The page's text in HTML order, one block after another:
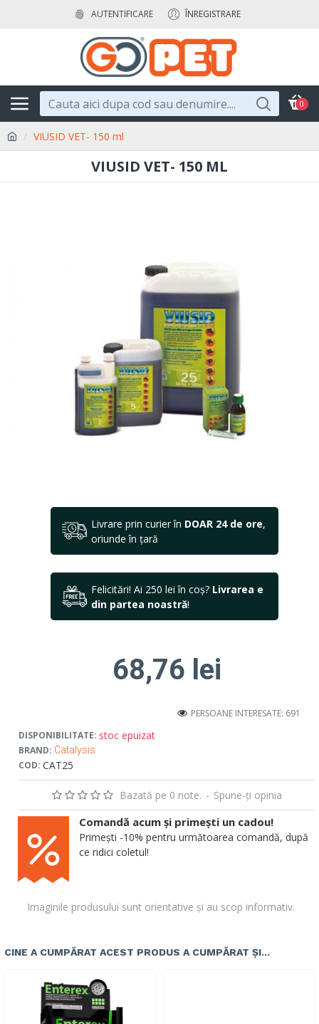
AUTENTIFICARE ÎNREGISTRARE
0
VIUSID VET- 150 ml
VIUSID VET- 150 ML
Livrare prin curier în DOAR 24 de ore,
oriunde în țară
Felicitări! Ai 250 lei în coș? Livrarea e
din partea noastră!
DISPONIBILITATE: stoc epuizat
BRAND: Catalysis
COD: CAT25
PERSOANE INTERESATE: 691
Bazată pe 0 note. - Spune-ţi opinia
68,76 lei
Imaginile produsului sunt orientative și au scop informativ.
Comandă acum și primești un cadou!
Primești -10% pentru următoarea comandă, după
ce ridici coletul!
CINE A CUMPĂRAT ACEST PRODUS A CUMPĂRAT ȘI...